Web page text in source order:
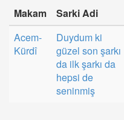
Makam Sarki Adi
Acem-
Kürdî
Duydum ki
güzel son şarkı
da ilk şarkı da
hepsi de
seninmiş